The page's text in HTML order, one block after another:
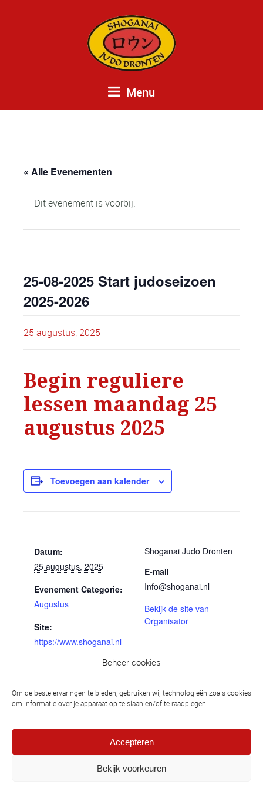
Beheer cookies
Om de beste ervaringen te bieden, gebruiken wij technologieën zoals cookies
om informatie over je apparaat op te slaan en/of te raadplegen.
Accepteren
Bekijk voorkeuren
Menu
« Alle Evenementen
Dit evenement is voorbij.
25-08-2025 Start judoseizoen
2025-2026
25 augustus, 2025
Begin reguliere
lessen maandag 25
augustus 2025
Toevoegen aan kalender
Datum:
25 augustus, 2025
Evenement Categorie:
Augustus
Site:
https://www.shoganai.nl
De Noord 63
Shoganai Judo Dronten
E-mail
Info@shoganai.nl
Bekijk de site van
Organisator